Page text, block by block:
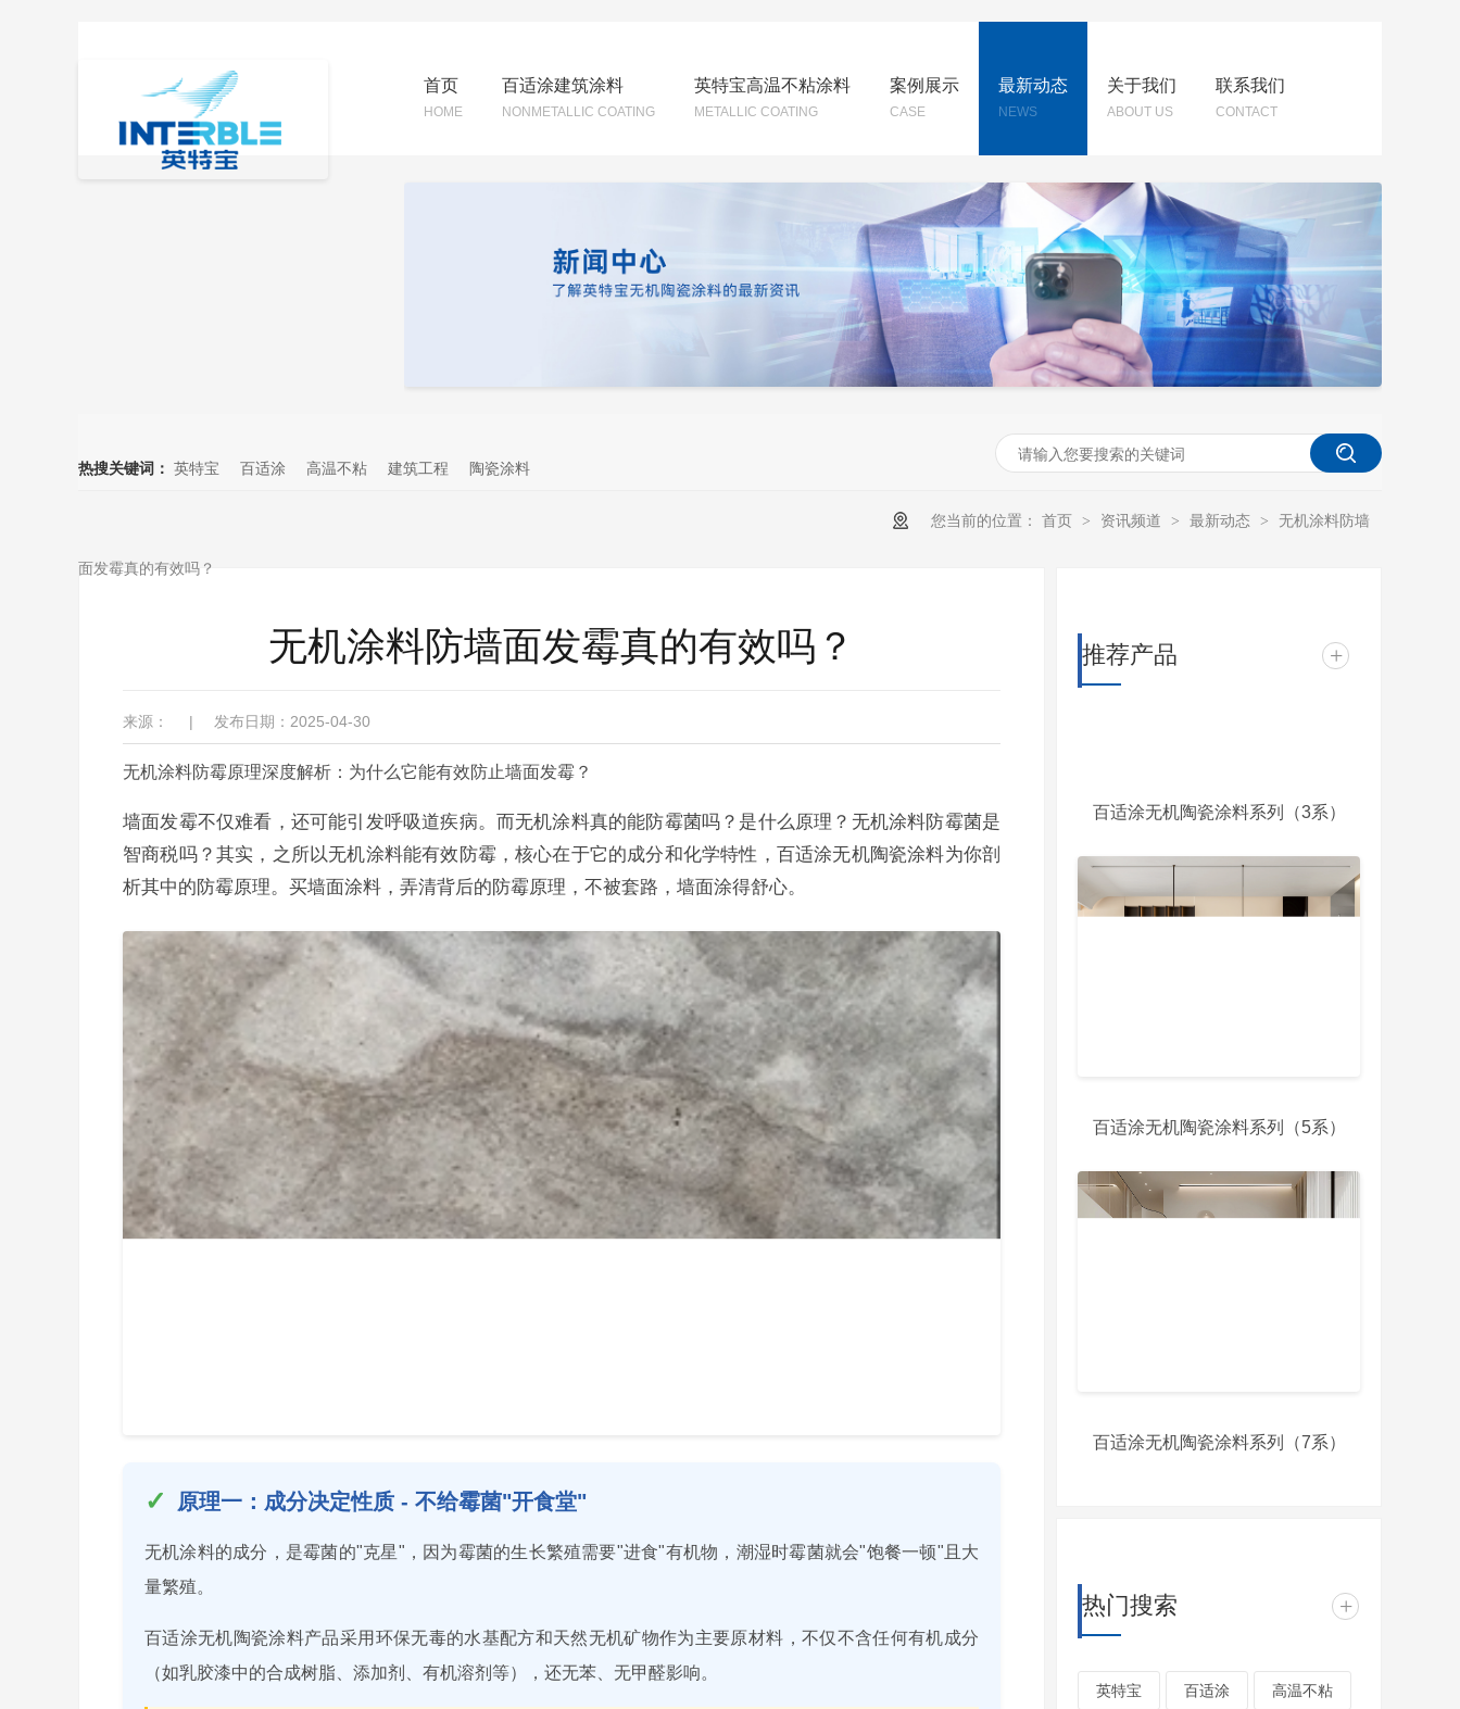
首页
HOME
百适涂建筑涂料
NONMETALLIC COATING
英特宝高温不粘涂料
METALLIC COATING
案例展示
CASE
最新动态
NEWS
关于我们
ABOUT US
联系我们
CONTACT
热搜关键词： 英特宝 百适涂 高温不粘 建筑工程 陶瓷涂料
您当前的位置： 首页 > 资讯频道 > 最新动态 > 无机涂料防墙
面发霉真的有效吗？
无机涂料防墙面发霉真的有效吗？
来源： | 发布日期：2025-04-30
无机涂料防霉原理深度解析：为什么它能有效防止墙面发霉？
墙面发霉不仅难看，还可能引发呼吸道疾病。而无机涂料真的能防霉菌吗？是什么原理？无机涂料防霉菌是
智商税吗？其实，之所以无机涂料能有效防霉，核心在于它的成分和化学特性，百适涂无机陶瓷涂料为你剖
析其中的防霉原理。买墙面涂料，弄清背后的防霉原理，不被套路，墙面涂得舒心。
原理一：成分决定性质 - 不给霉菌"开食堂"
无机涂料的成分，是霉菌的"克星"，因为霉菌的生长繁殖需要"进食"有机物，潮湿时霉菌就会"饱餐一顿"且大
量繁殖。
百适涂无机陶瓷涂料产品采用环保无毒的水基配方和天然无机矿物作为主要原材料，不仅不含任何有机成分
（如乳胶漆中的合成树脂、添加剂、有机溶剂等），还无苯、无甲醛影响。
推荐产品 +
百适涂无机陶瓷涂料系列（3系）
百适涂无机陶瓷涂料系列（5系）
百适涂无机陶瓷涂料系列（7系）
热门搜索 +
英特宝 百适涂 高温不粘